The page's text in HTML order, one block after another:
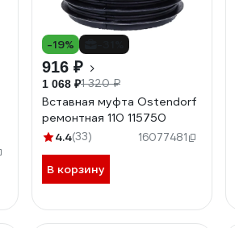
-19%
916 ₽
1 068 ₽1 320 ₽
Вставная муфта Ostendorf
ремонтная 110 115750
4.4(33) 16077481
В корзину